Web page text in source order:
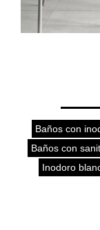
Baños con
Baños con
Inodoro